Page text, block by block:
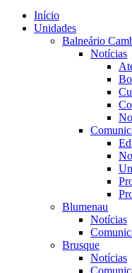
Início
Unidades
Balneário
Notícias
Blumenau
Notícias
Brusque
Notícias